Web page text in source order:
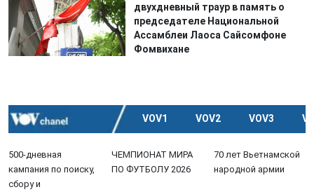
двухдневный траур в память о
председателе Национальной
Ассамблеи Лаоса Сайсомфоне
Фомвихане
VOV1 VOV2 VOV3
500-дневная
кампания по поиску,
сбору и
ЧЕМПИОНАТ МИРА
ПО ФУТБОЛУ 2026
70 лет Вьетнамской
народной армии